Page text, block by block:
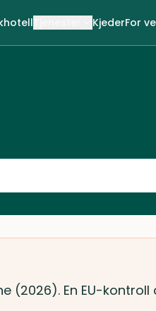
KjederFor
(2026). En EU-